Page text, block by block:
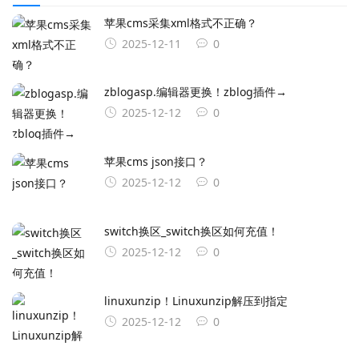
苹果cms采集xml格式不正确？
2025-12-11
0
zblogasp.编辑器更换！zblog插件→
2025-12-12
0
苹果cms json接口？
2025-12-12
0
switch换区_switch换区如何充值！
2025-12-12
0
linuxunzip！Linuxunzip解压到指定
2025-12-12
0